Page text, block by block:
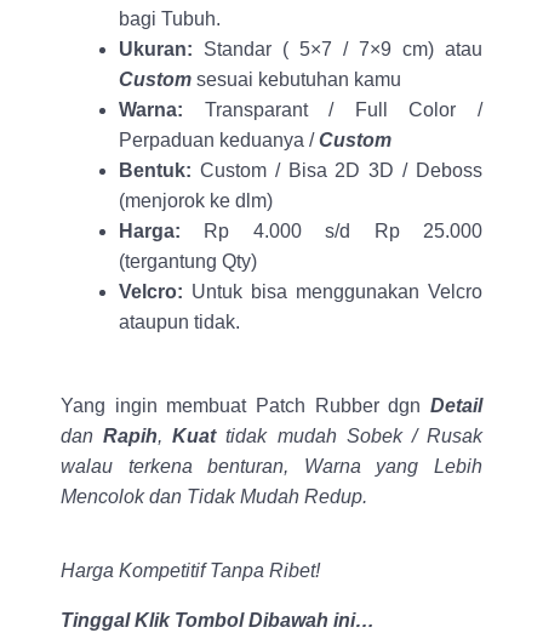
bagi Tubuh.
Ukuran: Standar ( 5×7 / 7×9 cm) atau
Custom sesuai kebutuhan kamu
Warna: Transparant / Full Color /
Perpaduan keduanya /Custom
Bentuk: Custom / Bisa 2D 3D / Deboss
(menjorok ke dlm)
Harga: Rp 4.000 s/d Rp 25.000
(tergantung Qty)
Velcro: Untuk bisa menggunakan Velcro
ataupun tidak.
Yang ingin membuat Patch Rubber dgn Detail
danRapih,Kuattidak mudah Sobek / Rusak
walau terkena benturan, Warna yang Lebih
Mencolok dan Tidak Mudah Redup.
Harga Kompetitif Tanpa Ribet!
Tinggal Klik Tombol Dibawah ini…